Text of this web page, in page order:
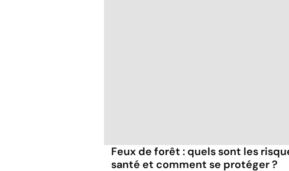
Feux de forêt : quels sont les
santé et comment se protéger ?